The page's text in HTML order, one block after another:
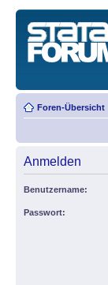
Foren-Übersicht
Anmelden
Benutzername:
Passwort: